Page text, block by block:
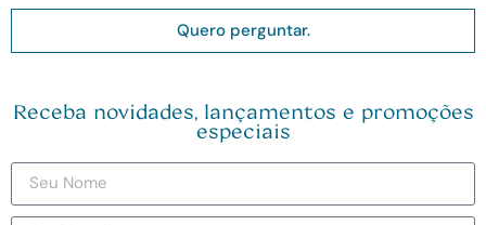
Quero perguntar.
Receba novidades, lançamentos e promoções
especiais